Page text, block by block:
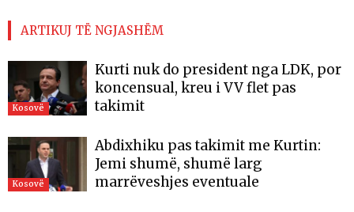
ARTIKUJ TË NGJASHËM
Kosovë
Kurti nuk do president nga LDK, por
koncensual, kreu i VV flet pas
takimit
Kosovë
Abdixhiku pas takimit me Kurtin:
Jemi shumë, shumë larg
marrëveshjes eventuale